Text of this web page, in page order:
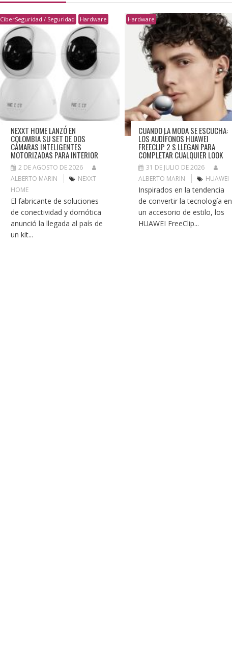
CiberSeguridad / Seguridad Hardware
NEXXT HOME LANZÓ EN
COLOMBIA SU SET DE DOS
CÁMARAS INTELIGENTES
MOTORIZADAS PARA INTERIOR
2 DE AGOSTO DE 2026
ALBERTO MARIN
NEXXT
HOME
El fabricante de soluciones
de conectividad y domótica
anunció la llegada al país de
un kit...
Hardware
CUANDO LA MODA SE ESCUCHA:
LOS AUDÍFONOS HUAWEI
FREECLIP 2 S LLEGAN PARA
COMPLETAR CUALQUIER LOOK
31 DE JULIO DE 2026
ALBERTO MARIN
HUAWEI
Inspirados en la tendencia
de convertir la tecnología en
un accesorio de estilo, los
HUAWEI FreeClip...